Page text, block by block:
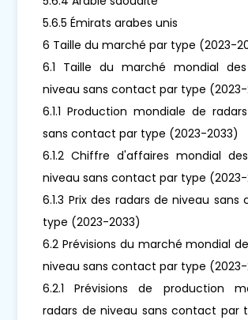
5.6.5 Émirats arabes unis
6 Taille du marché par type (2023-
6.1 Taille du marché mondial
niveau sans contact par type (2023-
6.1.1 Production mondiale de
sans contact par type (2023-2033)
6.1.2 Chiffre d'affaires mondial
niveau sans contact par type (2023-
6.1.3 Prix des radars de niveau
type (2023-2033)
6.2 Prévisions du marché mondial
niveau sans contact par type (2023-
6.2.1 Prévisions de production
radars de niveau sans contact par